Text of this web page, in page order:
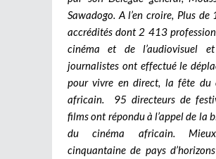
Sawadogo. A l’en croire, Plus
accrédités dont 2 413
cinéma et de l’audiovisuel
journalistes ont effectué le
pour vivre en direct, la fête du
africain. 95 directeurs de
films ont répondu à l’appel de la
du cinéma africain.
cinquantaine de pays